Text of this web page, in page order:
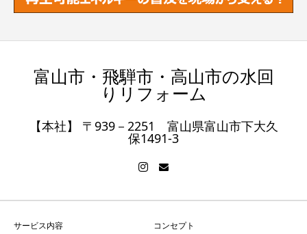
富山市・飛騨市・高山市の水回
りリフォーム
【本社】 〒939－2251 富山県富山市下大久
保1491-3
サービス内容 コンセプト